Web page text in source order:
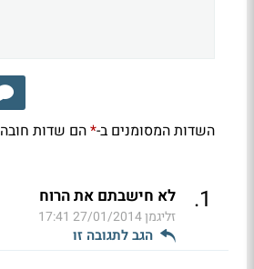
השדות המסומנים ב-*הם שדות חובה
1
. לא חישבתם את הרוח
זליגמן27/01/2014 17:41
הגב לתגובה זו